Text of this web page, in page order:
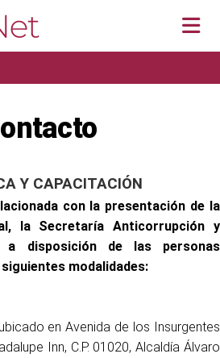
Públicas Obligadas
Versión Pública
Y CAPACITACIÓN
con la presentación de la
la Secretaría Anticorrupción y
a disposición de las personas
modalidades:
en Avenida de los Insurgentes
Inn, C.P. 01020, Alcaldía Álvaro